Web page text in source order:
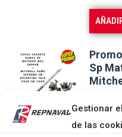
Gestionar
de las
Sp
94,95€